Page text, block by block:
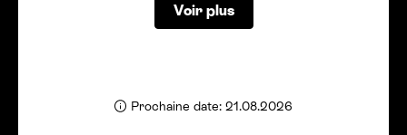
Voir plus
Prochaine date: 21.08.2026